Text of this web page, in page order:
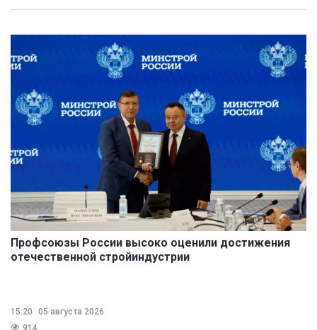
Профсоюзы России высоко оценили достижения
отечественной стройиндустрии
15:20
05 августа 2026
914